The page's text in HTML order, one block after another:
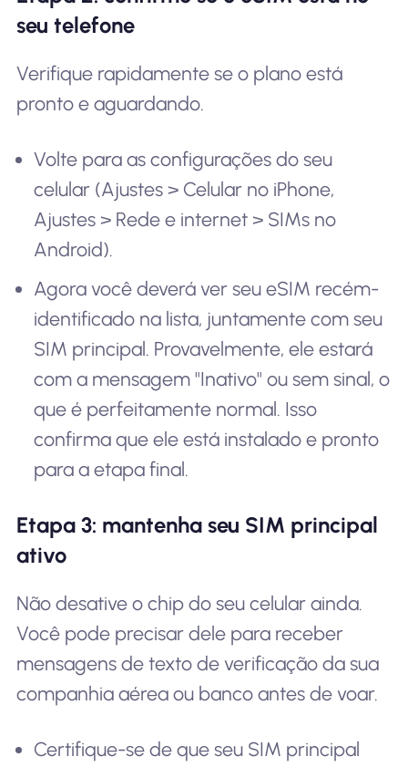
seu telefone
Verifique rapidamente se o plano está
pronto e aguardando.
Volte para as configurações do seu
celular (Ajustes > Celular no iPhone,
Ajustes > Rede e internet > SIMs no
Android).
Agora você deverá ver seu eSIM recém-
identificado na lista, juntamente com seu
SIM principal. Provavelmente, ele estará
com a mensagem "Inativo" ou sem sinal, o
que é perfeitamente normal. Isso
confirma que ele está instalado e pronto
para a etapa final.
Etapa 3: mantenha seu SIM principal
ativo
Não desative o chip do seu celular ainda.
Você pode precisar dele para receber
mensagens de texto de verificação da sua
companhia aérea ou banco antes de voar.
Certifique-se de que seu SIM principal